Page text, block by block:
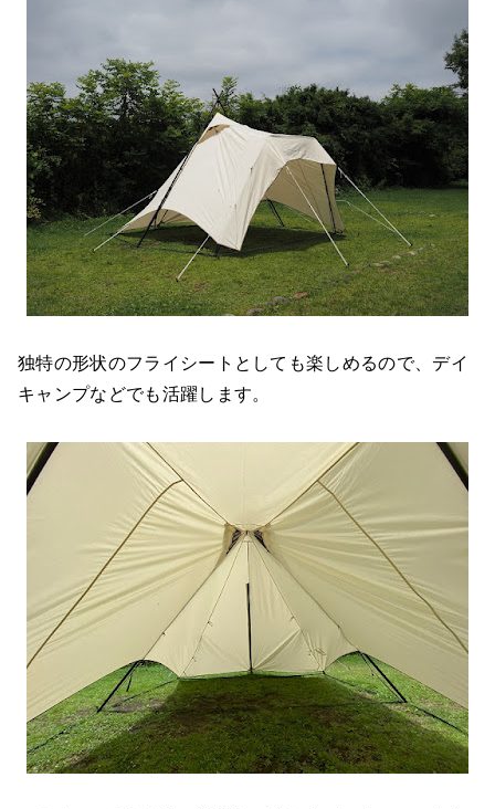
独特の形状のフライシートとしても楽しめるので、デイ
キャンプなどでも活躍します。